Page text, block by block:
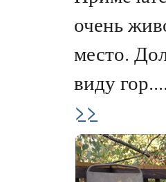
очень
место.
виду
>>